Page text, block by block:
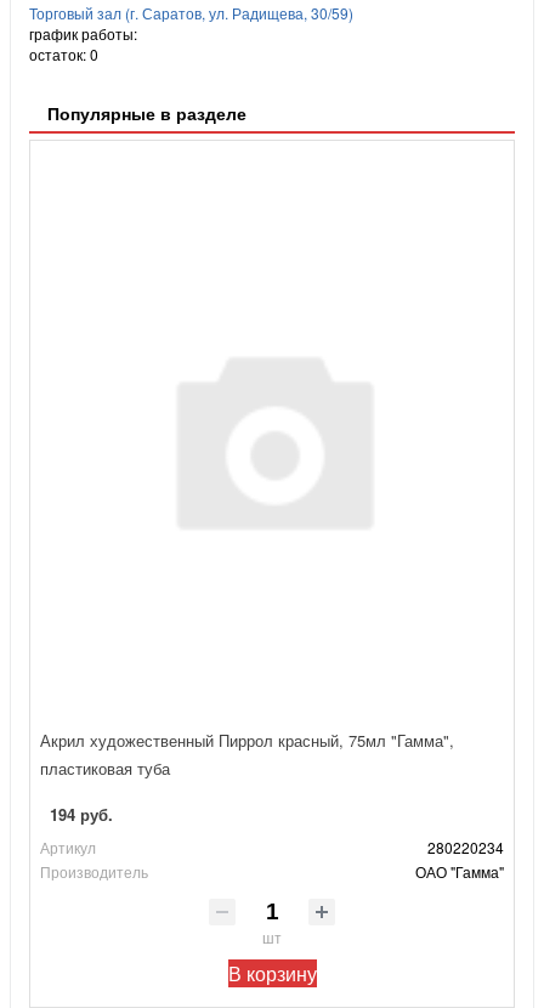
Торговый зал (г. Саратов, ул. Радищева, 30/59)
график работы:
остаток:0
Популярные в разделе
Акрил художественный Пиррол красный, 75мл "Гамма",
пластиковая туба
194 руб.
Артикул
280220234
Производитель
ОАО "Гамма"
шт
В корзину